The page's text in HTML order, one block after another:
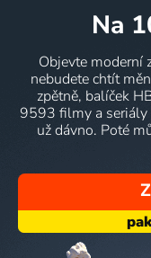
na
Objevte moderní
nebudete chtít
zpětně, balíček
9593 filmy a seriály
už dávno. Poté